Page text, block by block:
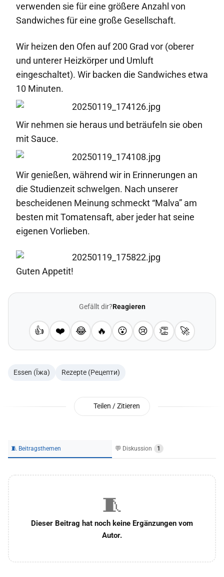
verwenden sie für eine größere Anzahl von
Sandwiches für eine große Gesellschaft.
Wir heizen den Ofen auf 200 Grad vor (oberer
und unterer Heizkörper und Umluft
eingeschaltet). Wir backen die Sandwiches etwa
10 Minuten.
Wir nehmen sie heraus und beträufeln sie oben
mit Sauce.
Wir genießen, während wir in Erinnerungen an
die Studienzeit schwelgen. Nach unserer
bescheidenen Meinung schmeckt “Malva” am
besten mit Tomatensaft, aber jeder hat seine
eigenen Vorlieben.
Guten Appetit!
Gefällt dir?Reagieren
👍 ❤️ 😂 🔥 😮 😢 👏 🚀
Essen (Їжа) Rezepte (Рецепти)
Teilen / Zitieren
🧵 Beitragsthemen 💬 Diskussion 1
🧵
Dieser Beitrag hat noch keine Ergänzungen vom
Autor.